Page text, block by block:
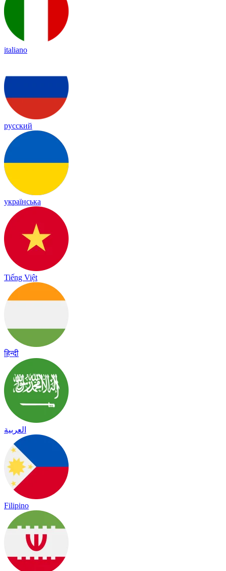
italiano
русский
українська
Tiếng Việt
हिन्दी
العربية
Filipino